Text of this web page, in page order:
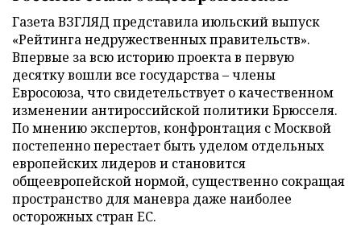
Газета ВЗГЛЯД представила июльский выпуск
«Рейтинга недружественных правительств».
Впервые за всю историю проекта в первую
десятку вошли все государства – члены
Евросоюза, что свидетельствует о качественном
изменении антироссийской политики Брюсселя.
По мнению экспертов, конфронтация с Москвой
постепенно перестает быть уделом отдельных
европейских лидеров и становится
общеевропейской нормой, существенно сокращая
пространство для маневра даже наиболее
осторожных стран ЕС.